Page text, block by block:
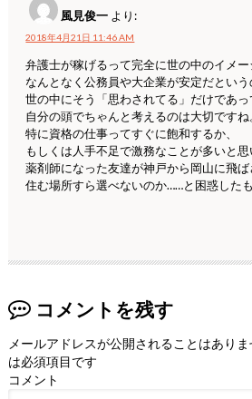
風見俊一 より:
2018年4月21日 11:46 AM
弁護士が稼げるって完全に世の中のイメー
なんとなく公務員や大企業が安定だという
世の中にそう「思わされてる」だけであっ
自分の頭でちゃんと考えるのは大切ですね
特に資格の仕事ってすぐに飽和するか、
もしくは人手不足で激務なことが多いと思
薬剤師になった友達が神戸から岡山に飛ば
住む場所すら選べないのか……と困惑したも
コメントを残す
メールアドレスが公開されることはありま
は必須項目です
コメント